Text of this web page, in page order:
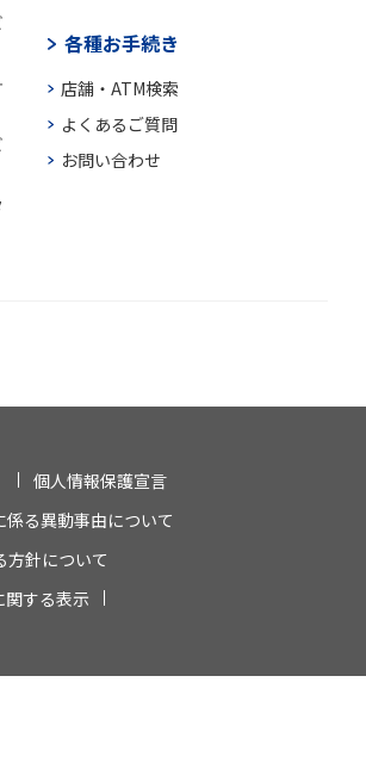
各種お手続き
店舗・ATM検索
よくあるご質問
お問い合わせ
個人情報保護宣言
る異動事由について
方針について
する表示